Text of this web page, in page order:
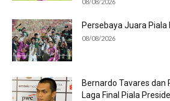
Persebaya Juara Piala
08/08/2026
Bernardo Tavares dan
Laga Final Piala